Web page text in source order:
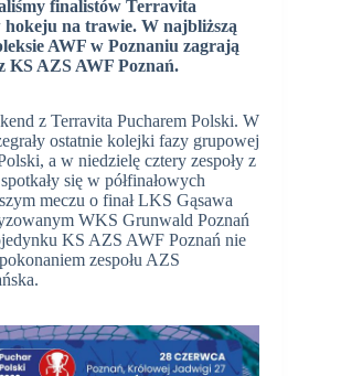
finalistów Terravita
na trawie. W najbliższą
AWF w Poznaniu zagrają
KS AZS AWF Poznań.
z Terravita Pucharem Polski. W
ostatnie kolejki fazy grupowej
a w niedzielę cztery zespoły z
się w półfinałowych
meczu o finał LKS Gąsawa
WKS Grunwald Poznań
KS AZS AWF Poznań nie
zespołu AZS